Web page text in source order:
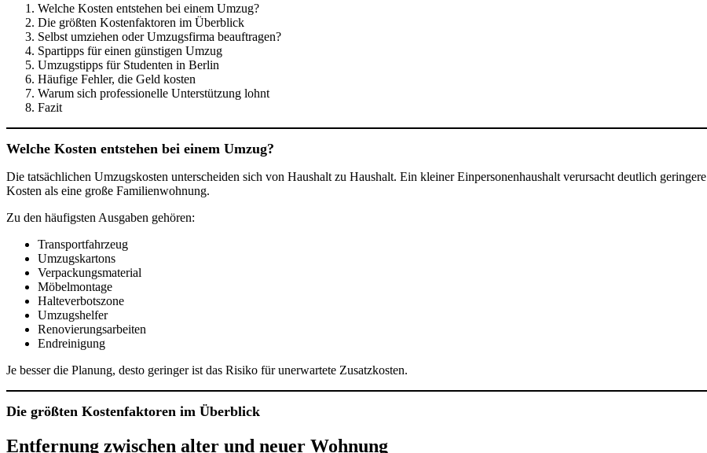
Welche Kosten entstehen bei einem Umzug?
Die größten Kostenfaktoren im Überblick
Selbst umziehen oder Umzugsfirma beauftragen?
Spartipps für einen günstigen Umzug
Umzugstipps für Studenten in Berlin
Häufige Fehler, die Geld kosten
Warum sich professionelle Unterstützung lohnt
Fazit
Welche Kosten entstehen bei einem Umzug?
Die tatsächlichen Umzugskosten unterscheiden sich von Haushalt zu Haushalt. Ein kleiner Einpersonenhaushalt verursacht deutlich geringere
Kosten als eine große Familienwohnung.
Zu den häufigsten Ausgaben gehören:
Transportfahrzeug
Umzugskartons
Verpackungsmaterial
Möbelmontage
Halteverbotszone
Umzugshelfer
Renovierungsarbeiten
Endreinigung
Je besser die Planung, desto geringer ist das Risiko für unerwartete Zusatzkosten.
Die größten Kostenfaktoren im Überblick
Entfernung zwischen alter und neuer Wohnung